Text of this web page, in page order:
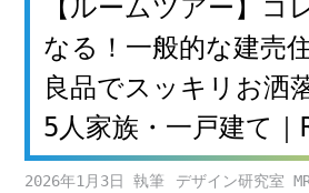
【ルームツアー】コ
なる！一般的な建売
良品でスッキリお洒
5人家族・一戸建て｜
2026年1月3日 デザイン研究室